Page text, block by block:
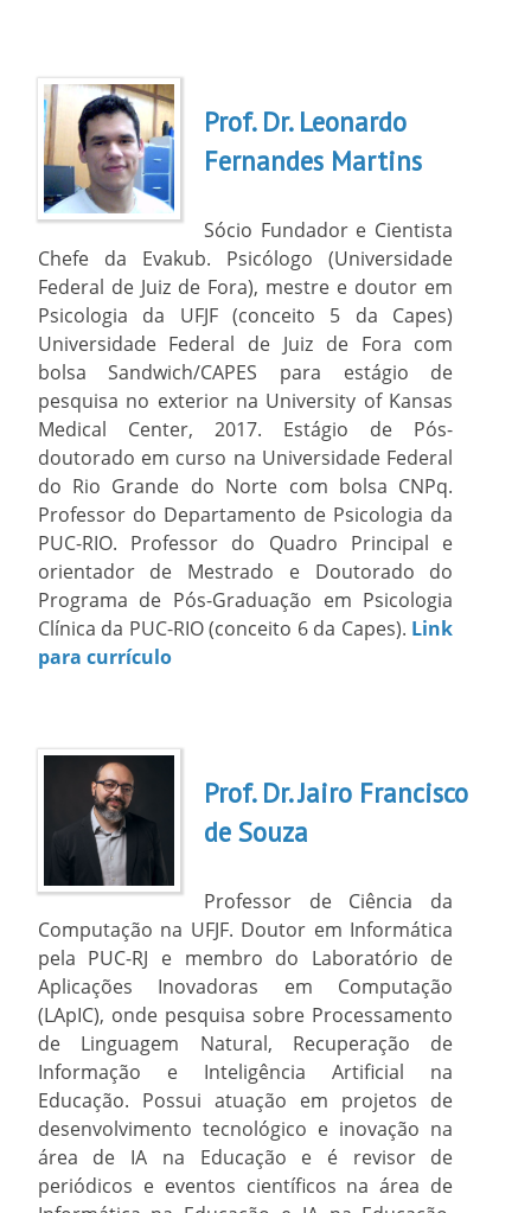
Prof. Dr. Leonardo
Fernandes Martins
Sócio Fundador e Cientista
Chefe da Evakub. Psicólogo (Universidade
Federal de Juiz de Fora), mestre e doutor em
Psicologia da UFJF (conceito 5 da Capes)
Universidade Federal de Juiz de Fora com
bolsa Sandwich/CAPES para estágio de
pesquisa no exterior na University of Kansas
Medical Center, 2017. Estágio de Pós-
doutorado em curso na Universidade Federal
do Rio Grande do Norte com bolsa CNPq.
Professor do Departamento de Psicologia da
PUC-RIO. Professor do Quadro Principal e
orientador de Mestrado e Doutorado do
Programa de Pós-Graduação em Psicologia
Clínica da PUC-RIO (conceito 6 da Capes). Link
para currículo
Prof. Dr. Jairo Francisco
de Souza
Professor de Ciência da
Computação na UFJF. Doutor em Informática
pela PUC-RJ e membro do Laboratório de
Aplicações Inovadoras em Computação
(LApIC), onde pesquisa sobre Processamento
de Linguagem Natural, Recuperação de
Informação e Inteligência Artificial na
Educação. Possui atuação em projetos de
desenvolvimento tecnológico e inovação na
área de IA na Educação e é revisor de
periódicos e eventos científicos na área de